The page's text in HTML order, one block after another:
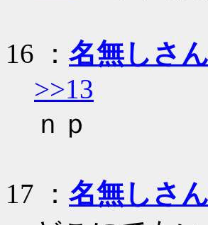
16 ： 名無しさ
>>13
ｎｐ
17 ： 名無しさ